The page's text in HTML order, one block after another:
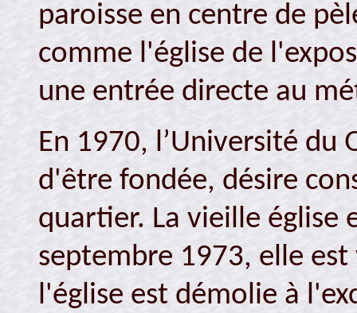
paroisse en centre de
comme l'église de
une entrée directe au
En 1970, l’Université
d'être fondée, désire
quartier. La vieille église
septembre 1973, elle
l'église est démolie à